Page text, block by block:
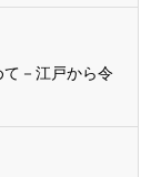
－江戸から令